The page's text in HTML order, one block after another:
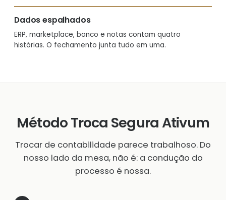
Dados espalhados
ERP, marketplace, banco e notas contam quatro
histórias. O fechamento junta tudo em uma.
Método Troca Segura Ativum
Trocar de contabilidade parece trabalhoso. Do
nosso lado da mesa, não é: a condução do
processo é nossa.